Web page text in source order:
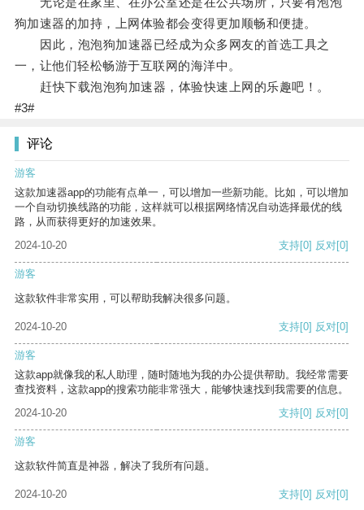
狗加速器的加持，上网体验都会变得更加顺畅和便捷。
因此，泡泡狗加速器已经成为众多网友的首选工具之
一，让他们轻松畅游于互联网的海洋中。
赶快下载泡泡狗加速器，体验快速上网的乐趣吧！。
#3#
评论
游客
这款加速器app的功能有点单一，可以增加一些新功能。比如，可以增加
一个自动切换线路的功能，这样就可以根据网络情况自动选择最优的线
路，从而获得更好的加速效果。
2024-10-20
支持[0] 反对[0]
游客
这款软件非常实用，可以帮助我解决很多问题。
2024-10-20 支持[0] 反对[0]
游客
这款app就像我的私人助理，随时随地为我的办公提供帮助。我经常需要
查找资料，这款app的搜索功能非常强大，能够快速找到我需要的信息。
2024-10-20
支持[0] 反对[0]
游客
这款软件简直是神器，解决了我所有问题。
2024-10-20 支持[0] 反对[0]